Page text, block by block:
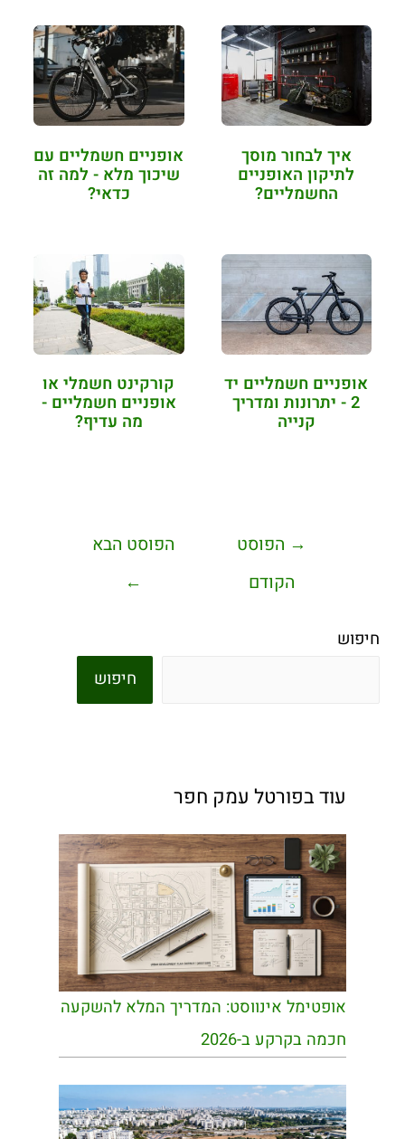
איך לבחור מוסך
לתיקון האופניים
החשמליים?
אופניים חשמליים עם
שיכוך מלא - למה זה
כדאי?
אופניים חשמליים יד
2 - יתרונות ומדריך
קנייה
קורקינט חשמלי או
אופניים חשמליים -
מה עדיף?
→ הפוסט
הקודם
הפוסט הבא
←
חיפוש
חיפוש
עוד בפורטל עמק חפר
אופטימל אינווסט: המדריך המלא להשקעה
חכמה בקרקע ב-2026